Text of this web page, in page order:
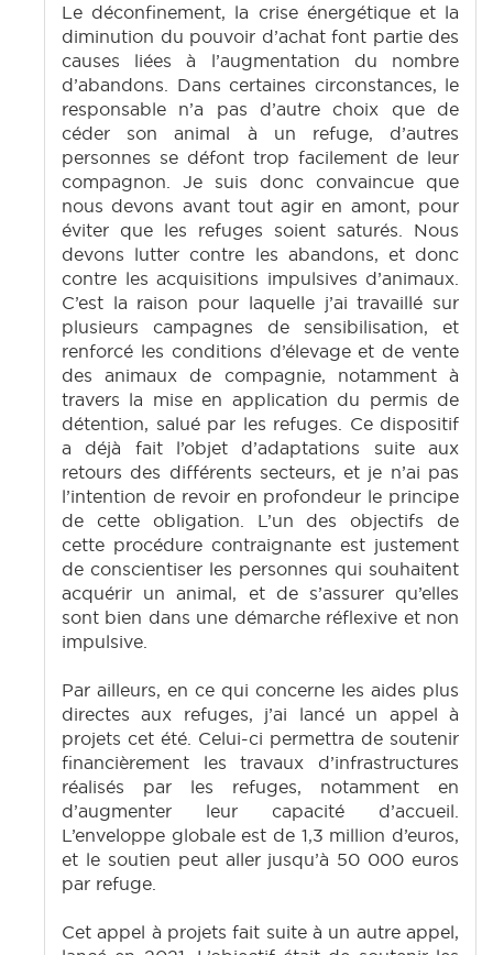
Le déconfinement, la crise énergétique et la
diminution du pouvoir d’achat font partie des
causes liées à l’augmentation du nombre
d’abandons. Dans certaines circonstances, le
responsable n’a pas d’autre choix que de
céder son animal à un refuge, d’autres
personnes se défont trop facilement de leur
compagnon. Je suis donc convaincue que
nous devons avant tout agir en amont, pour
éviter que les refuges soient saturés. Nous
devons lutter contre les abandons, et donc
contre les acquisitions impulsives d’animaux.
C’est la raison pour laquelle j’ai travaillé sur
plusieurs campagnes de sensibilisation, et
renforcé les conditions d’élevage et de vente
des animaux de compagnie, notamment à
travers la mise en application du permis de
détention, salué par les refuges. Ce dispositif
a déjà fait l’objet d’adaptations suite aux
retours des différents secteurs, et je n’ai pas
l’intention de revoir en profondeur le principe
de cette obligation. L’un des objectifs de
cette procédure contraignante est justement
de conscientiser les personnes qui souhaitent
acquérir un animal, et de s’assurer qu’elles
sont bien dans une démarche réflexive et non
impulsive.
Par ailleurs, en ce qui concerne les aides plus
directes aux refuges, j’ai lancé un appel à
projets cet été. Celui-ci permettra de soutenir
financièrement les travaux d’infrastructures
réalisés par les refuges, notamment en
d’augmenter leur capacité d’accueil.
L’enveloppe globale est de 1,3 million d’euros,
et le soutien peut aller jusqu’à 50 000 euros
par refuge.
Cet appel à projets fait suite à un autre appel,